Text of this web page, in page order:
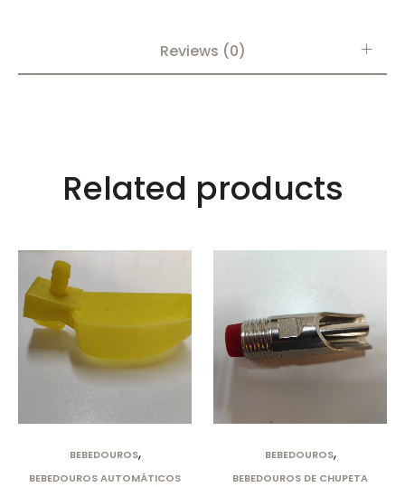
Reviews (0)
Related products
BEBEDOUROS,
BEBEDOUROS AUTOMÁTICOS
BEBEDOUROS,
BEBEDOUROS DE CHUPETA